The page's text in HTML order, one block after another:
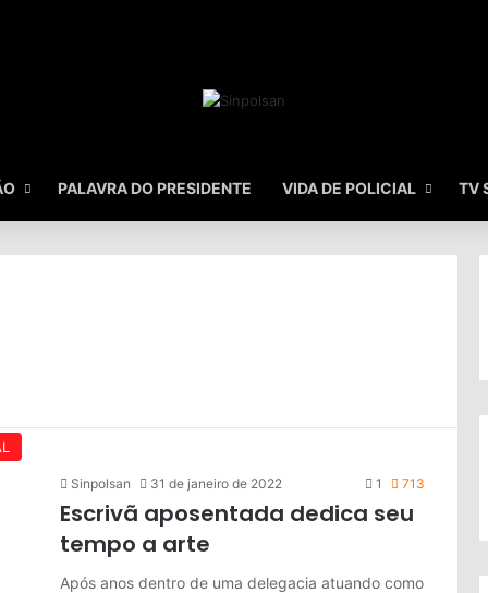
PALAVRA DO PRESIDENTE VIDA DE POLICIAL TV
Sinpolsan 31 de janeiro de 2022 1 713
Escrivã aposentada dedica seu
tempo a arte
Após anos dentro de uma delegacia atuando como